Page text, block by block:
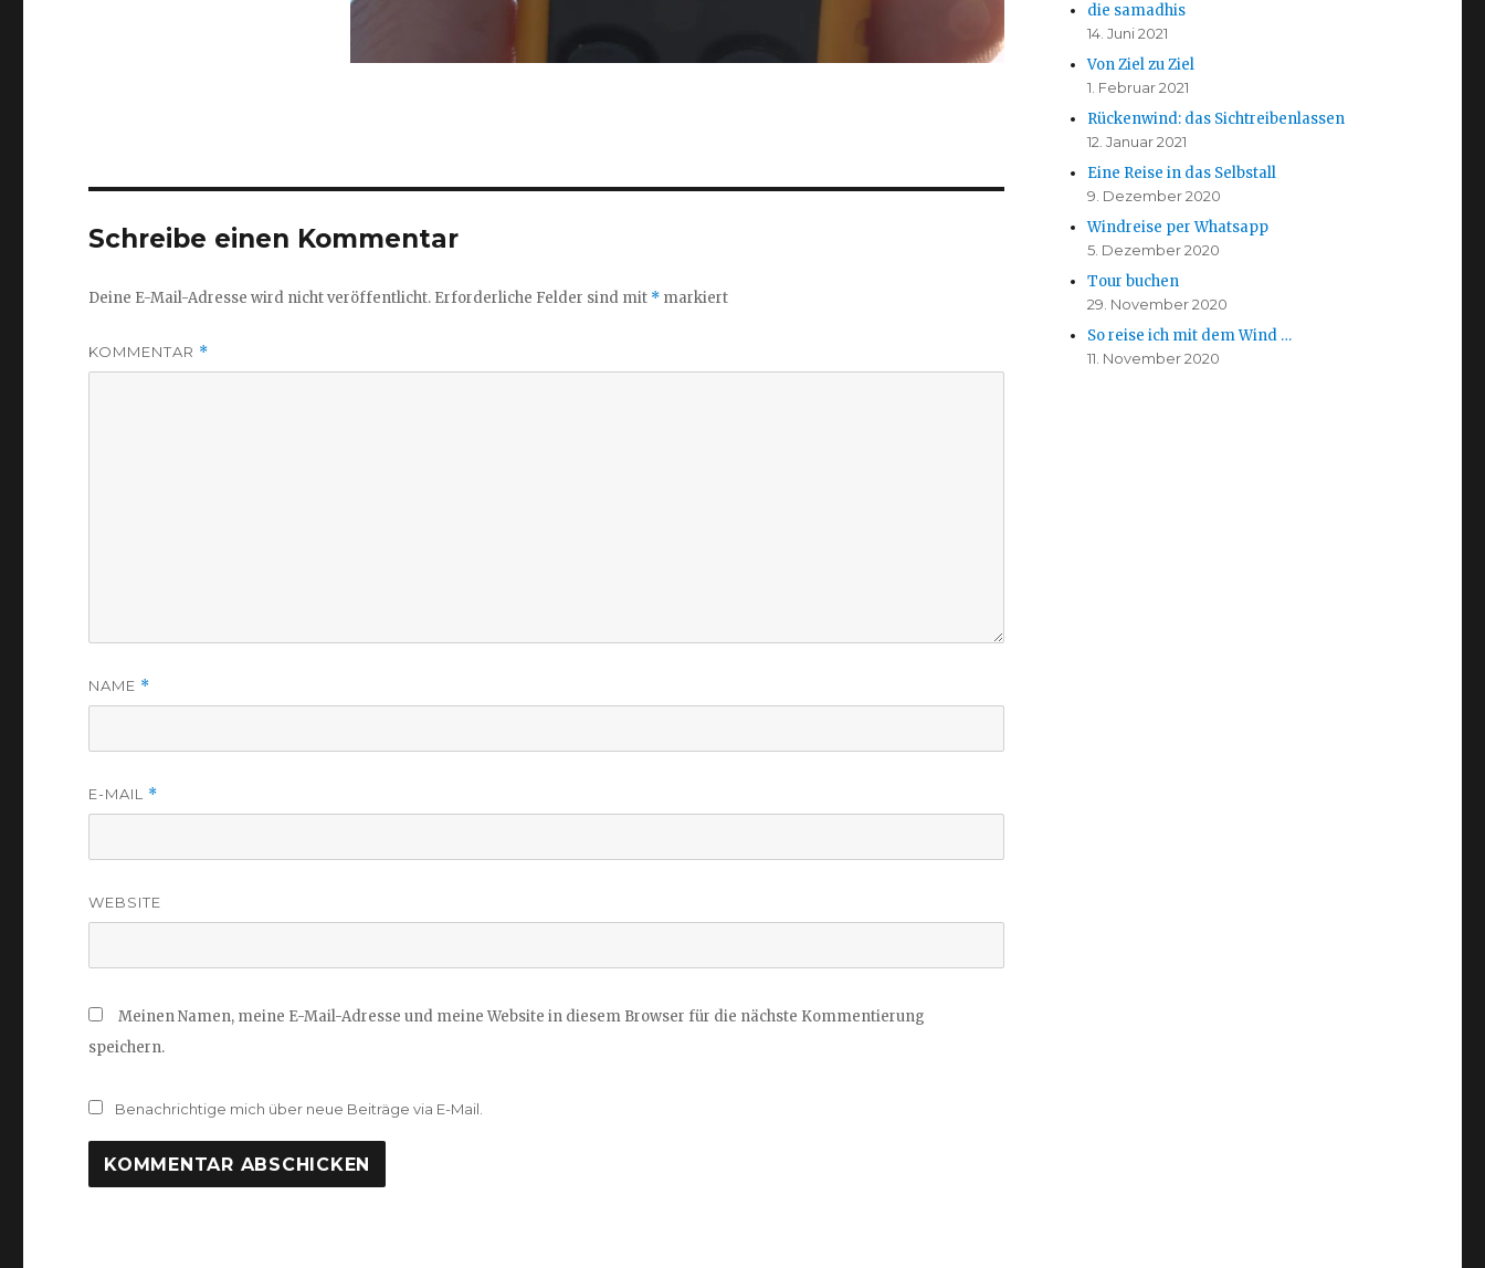
Schreibe einen Kommentar
Deine E-Mail-Adresse wird nicht veröffentlicht. Erforderliche Felder sind mit * markiert
KOMMENTAR *
NAME *
E-MAIL *
WEBSITE
Meinen Namen, meine E-Mail-Adresse und meine Website in diesem Browser für die nächste Kommentierung
speichern.
Benachrichtige mich über neue Beiträge via E-Mail.
die samadhis
14. Juni 2021
Von Ziel zu Ziel
1. Februar 2021
Rückenwind: das Sichtreibenlassen
12. Januar 2021
Eine Reise in das Selbstall
9. Dezember 2020
Windreise per Whatsapp
5. Dezember 2020
Tour buchen
29. November 2020
So reise ich mit dem Wind …
11. November 2020